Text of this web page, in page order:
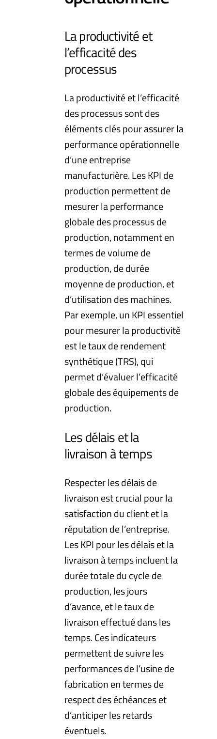
La productivité et
l’efficacité des
processus
La productivité et l’efficacité
des processus sont des
éléments clés pour assurer la
performance opérationnelle
d’une entreprise
manufacturière. Les KPI de
production permettent de
mesurer la performance
globale des processus de
production, notamment en
termes de volume de
production, de durée
moyenne de production, et
d’utilisation des machines.
Par exemple, un KPI essentiel
pour mesurer la productivité
est le taux de rendement
synthétique (TRS), qui
permet d’évaluer l’efficacité
globale des équipements de
production.
Les délais et la
livraison à temps
Respecter les délais de
livraison est crucial pour la
satisfaction du client et la
réputation de l’entreprise.
Les KPI pour les délais et la
livraison à temps incluent la
durée totale du cycle de
production, les jours
d’avance, et le taux de
livraison effectué dans les
temps. Ces indicateurs
permettent de suivre les
performances de l’usine de
fabrication en termes de
respect des échéances et
d’anticiper les retards
éventuels.